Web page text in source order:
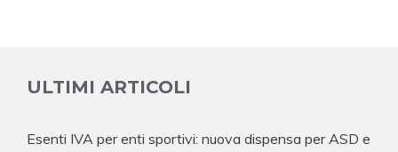
ULTIMI ARTICOLI
Esenti IVA per enti sportivi: nuova dispensa per ASD e